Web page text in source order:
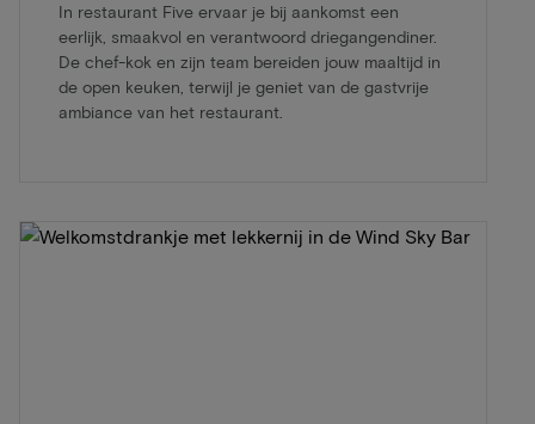
In restaurant Five ervaar je bij aankomst een
eerlijk, smaakvol en verantwoord driegangendiner.
De chef-kok en zijn team bereiden jouw maaltijd in
de open keuken, terwijl je geniet van de gastvrije
ambiance van het restaurant.